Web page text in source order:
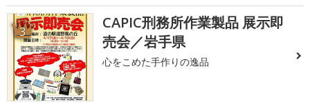
3
CAPIC刑務所作業製品 展示即
売会／岩手県
心をこめた手作りの逸品